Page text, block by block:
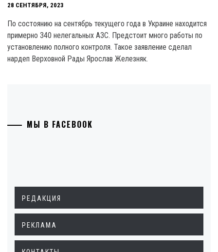
28 СЕНТЯБРЯ, 2023
По состоянию на сентябрь текущего года в Украине находится
примерно 340 нелегальных АЗС. Предстоит много работы по
установлению полного контроля. Такое заявление сделал
нардеп Верховной Рады Ярослав Железняк.
МЫ В FACEBOOK
РЕДАКЦИЯ
РЕКЛАМА